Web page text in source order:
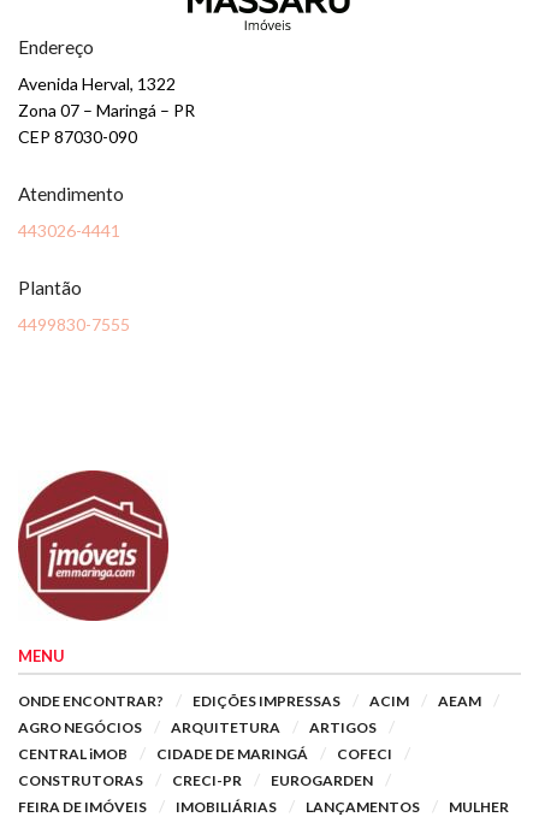
Endereço
Avenida Herval, 1322
Zona 07 – Maringá – PR
CEP 87030-090
Atendimento
443026-4441
Plantão
4499830-7555
MENU
ONDE ENCONTRAR? EDIÇÕES IMPRESSAS ACIM
AEAM
AGRO NEGÓCIOS
ARQUITETURA
ARTIGOS
CENTRAL iMOB
CIDADE DE MARINGÁ
COFECI
CONSTRUTORAS
CRECI-PR
EUROGARDEN
FEIRA DE IMÓVEIS
IMOBILIÁRIAS LANÇAMENTOS MULHER